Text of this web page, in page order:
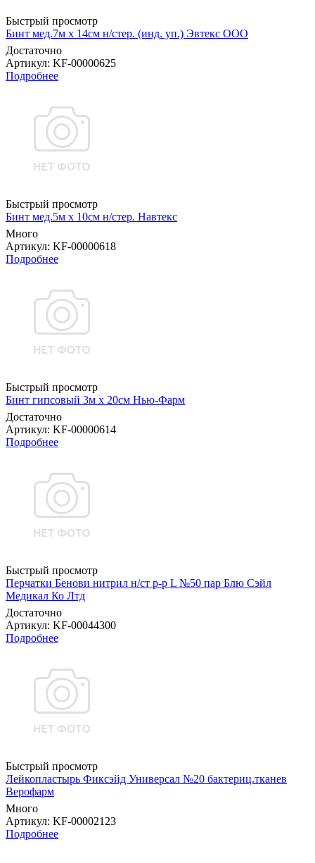
Быстрый просмотр
Бинт мед.7м х 14см н/стер. (инд. уп.) Эвтекс ООО
Достаточно
Артикул: KF-00000625
Подробнее
Быстрый просмотр
Бинт мед.5м х 10см н/стер. Навтекс
Много
Артикул: KF-00000618
Подробнее
Быстрый просмотр
Бинт гипсовый 3м х 20см Нью-Фарм
Достаточно
Артикул: KF-00000614
Подробнее
Быстрый просмотр
Перчатки Бенови нитрил н/ст р-р L №50 пар Блю Сэйл
Медикал Ко Лтд
Достаточно
Артикул: KF-00044300
Подробнее
Быстрый просмотр
Лейкопластырь Фиксэйд Универсал №20 бактериц.тканев
Верофарм
Много
Артикул: KF-00002123
Подробнее